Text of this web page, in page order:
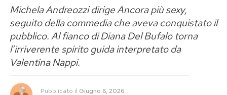
Michela Andreozzi dirige Ancora più sexy,
seguito della commedia che aveva conquistato il
pubblico. Al fianco di Diana Del Bufalo torna
l’irriverente spirito guida interpretato da
Valentina Nappi.
Pubblicato il Giugno 6, 2026